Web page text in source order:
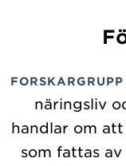
FORSKARGRUPP
näringsliv
handlar om
som fattas